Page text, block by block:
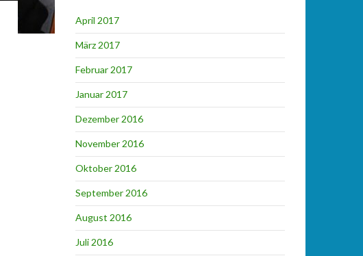
April 2017
März 2017
Februar 2017
Januar 2017
Dezember 2016
November 2016
Oktober 2016
September 2016
August 2016
Juli 2016